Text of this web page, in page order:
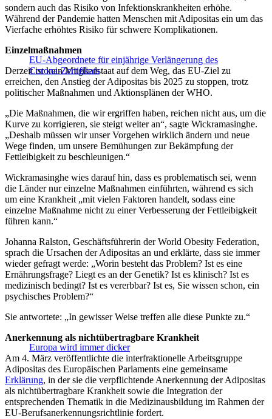
sondern auch das Risiko von Infektionskrankheiten erhöhe.
Während der Pandemie hatten Menschen mit Adipositas ein um das
Vierfache erhöhtes Risiko für schwere Komplikationen.
EU-Abgeordnete für einjährige Verlängerung des
Corona-Zertifikats
Einzelmaßnahmen
Derzeit ist kein Mitgliedstaat auf dem Weg, das EU-Ziel zu
erreichen, den Anstieg der Adipositas bis 2025 zu stoppen, trotz
politischer Maßnahmen und Aktionsplänen der WHO.
„Die Maßnahmen, die wir ergriffen haben, reichen nicht aus, um die
Kurve zu korrigieren, sie steigt weiter an“, sagte Wickramasinghe.
„Deshalb müssen wir unser Vorgehen wirklich ändern und neue
Wege finden, um unsere Bemühungen zur Bekämpfung der
Fettleibigkeit zu beschleunigen.“
Wickramasinghe wies darauf hin, dass es problematisch sei, wenn
die Länder nur einzelne Maßnahmen einführten, während es sich
um eine Krankheit „mit vielen Faktoren handelt, sodass eine
einzelne Maßnahme nicht zu einer Verbesserung der Fettleibigkeit
führen kann.“
Johanna Ralston, Geschäftsführerin der World Obesity Federation,
sprach die Ursachen der Adipositas an und erklärte, dass sie immer
wieder gefragt werde: „Worin besteht das Problem? Ist es eine
Ernährungsfrage? Liegt es an der Genetik? Ist es klinisch? Ist es
medizinisch bedingt? Ist es vererbbar? Ist es, Sie wissen schon, ein
psychisches Problem?“
Sie antwortete: „In gewisser Weise treffen alle diese Punkte zu.“
Europa wird immer dicker
Anerkennung als nichtübertragbare Krankheit
Am 4. März veröffentlichte die interfraktionelle Arbeitsgruppe
Adipositas des Europäischen Parlaments eine gemeinsame
Erklärung, in der sie die verpflichtende Anerkennung der Adipositas
als nichtübertragbare Krankheit sowie die Integration der
entsprechenden Thematik in die Medizinausbildung im Rahmen der
EU-Berufsanerkennungsrichtlinie fordert.